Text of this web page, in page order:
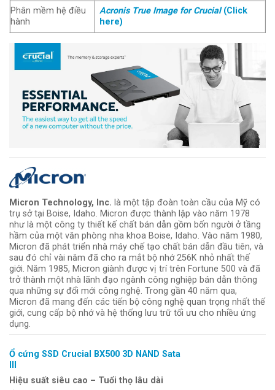
Phân mềm hệ điều
hành
Acronis True Image for Crucial(Click
here)
Micron Technology, Inc. là một tập đoàn toàn cầu của Mỹ có
trụ sở tại Boise, Idaho. Micron được thành lập vào năm 1978
như là một công ty thiết kế chất bán dẫn gồm bốn người ở tầng
hầm của một văn phòng nha khoa Boise, Idaho. Vào năm 1980,
Micron đã phát triển nhà máy chế tạo chất bán dẫn đầu tiên, và
sau đó chỉ vài năm đã cho ra mắt bộ nhớ 256K nhỏ nhất thế
giới. Năm 1985, Micron giành được vị trí trên Fortune 500 và đã
trở thành một nhà lãnh đạo ngành công nghiệp bán dẫn thông
qua những sự đổi mới công nghệ. Trong gần 40 năm qua,
Micron đã mang đến các tiến bộ công nghệ quan trọng nhất thế
giới, cung cấp bộ nhớ và hệ thống lưu trữ tối ưu cho nhiều ứng
dụng.
Ổ cứng SSD Crucial BX500 3D NAND Sata
Hiệu suất siêu cao – Tuổi thọ lâu dài